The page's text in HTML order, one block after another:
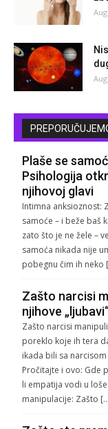
Plaše se
Psihologija
njihovoj glavi
Intimna anksioznost:
samoće – i beže baš
zato što je ne žele –
samoća nikada nije
pobegnu čim ih neko
Zašto narcisi
njihove
Zašto narcisi
poreklo koje ih tera
ikada bili sa
Pročitajte i ovo: Gde
li empatija vodi u
manipulacije: Zašto